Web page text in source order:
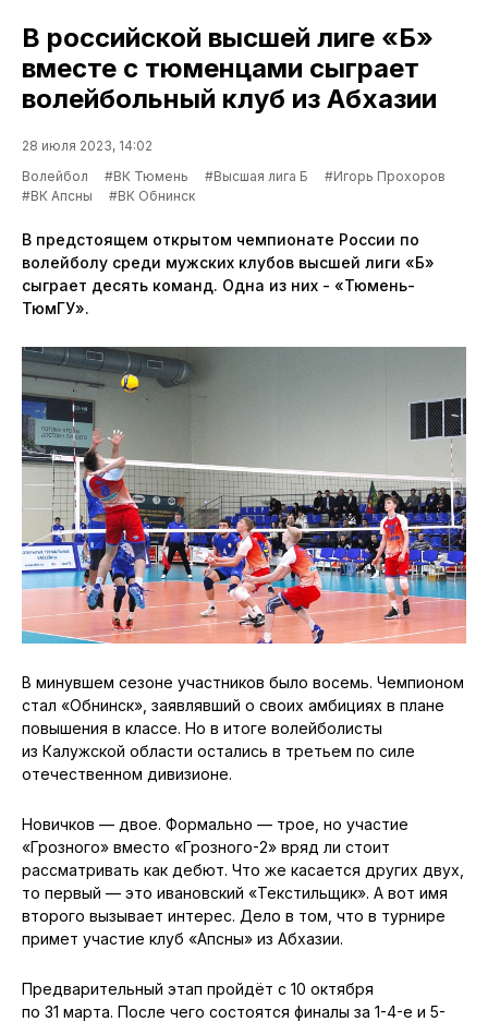
В российской высшей лиге «Б»
вместе с тюменцами сыграет
волейбольный клуб из Абхазии
28 июля 2023, 14:02
Волейбол
#ВК Тюмень #Высшая лига Б
#Игорь Прохоров
#ВК Апсны
#ВК Обнинск
В предстоящем открытом чемпионате России по
волейболу среди мужских клубов высшей лиги «Б»
сыграет десять команд. Одна из них - «Тюмень-
ТюмГУ».
В минувшем сезоне участников было восемь. Чемпионом
стал «Обнинск», заявлявший о своих амбициях в плане
повышения в классе. Но в итоге волейболисты
из Калужской области остались в третьем по силе
отечественном дивизионе.
Новичков — двое. Формально — трое, но участие
«Грозного» вместо «Грозного-2» вряд ли стоит
рассматривать как дебют. Что же касается других двух,
то первый — это ивановский «Текстильщик». А вот имя
второго вызывает интерес. Дело в том, что в турнире
примет участие клуб «Апсны» из Абхазии.
Предварительный этап пройдёт с 10 октября
по 31 марта. После чего состоятся финалы за 1-4-е и 5-